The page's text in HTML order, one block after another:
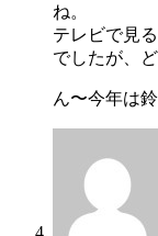
ね。
テレビで見
でしたが、
ん〜今年は